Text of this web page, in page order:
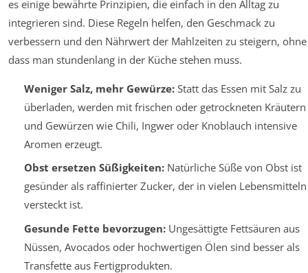
es einige bewährte Prinzipien, die einfach in den Alltag zu
integrieren sind. Diese Regeln helfen, den Geschmack zu
verbessern und den Nährwert der Mahlzeiten zu steigern, ohne
dass man stundenlang in der Küche stehen muss.
Weniger Salz, mehr Gewürze:Statt das Essen mit Salz zu
überladen, werden mit frischen oder getrockneten Kräutern
und Gewürzen wie Chili, Ingwer oder Knoblauch intensive
Aromen erzeugt.
Obst ersetzen Süßigkeiten:Natürliche Süße von Obst ist
gesünder als raffinierter Zucker, der in vielen Lebensmitteln
versteckt ist.
Gesunde Fette bevorzugen:Ungesättigte Fettsäuren aus
Nüssen, Avocados oder hochwertigen Ölen sind besser als
Transfette aus Fertigprodukten.